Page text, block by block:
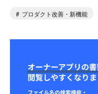
プロダクト改善・新機能